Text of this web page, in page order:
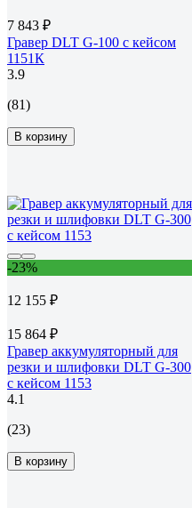
7 843 ₽
Гравер DLT G-100 с кейсом
1151К
3.9
(81)
В корзину
-23%
12 155 ₽
15 864 ₽
Гравер аккумуляторный для
резки и шлифовки DLT G-300
с кейсом 1153
4.1
(23)
В корзину